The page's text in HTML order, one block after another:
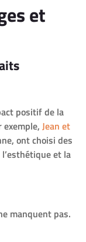
et
positif de la
Jean et
ont choisi des
et la
manquent pas.